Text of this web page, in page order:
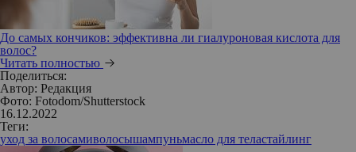
До самых кончиков: эффективна ли гиалуроновая кислота для
волос?
Читать полностью
Поделиться:
Автор: Редакция
Фото: Fotodom/Shutterstock
16.12.2022
Теги:
уход за волосамиволосышампуньмасло для теластайлинг